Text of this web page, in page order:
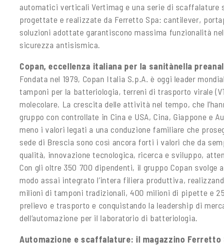
automatici verticali Vertimag e una serie di scaffalature
progettate e realizzate da Ferretto Spa: cantilever,
soluzioni adottate garantiscono massima funzionalità
sicurezza antisismica.
Copan, eccellenza italiana per la sanitànella
Fondata nel 1979, Copan Italia S.p.A. è oggi leader
tamponi per la batteriologia, terreni di trasporto virale
molecolare. La crescita delle attività nel tempo, che
gruppo con controllate in Cina e USA, Cina, Giappone e
meno i valori legati a una conduzione familiare che
sede di Brescia sono così ancora forti i valori che da
qualità, innovazione tecnologica, ricerca e sviluppo,
Con gli oltre 350 700 dipendenti, il gruppo Copan svolge
modo assai integrato l’intera filiera produttiva,
milioni di tamponi tradizionali, 400 milioni di pipette e
prelievo e trasporto e conquistando la leadership di
dell’automazione per il laboratorio di batteriologia.
Automazione e scaffalature: il magazzino Ferretto